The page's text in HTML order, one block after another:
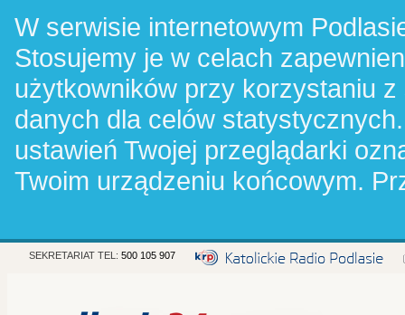
W serwisie internetowym
Stosujemy je w celach
użytkowników przy korzystaniu
danych dla celów
ustawień Twojej przeglądarki
Twoim urządzeniu końcowym.
SEKRETARIAT TEL: 500 105 907